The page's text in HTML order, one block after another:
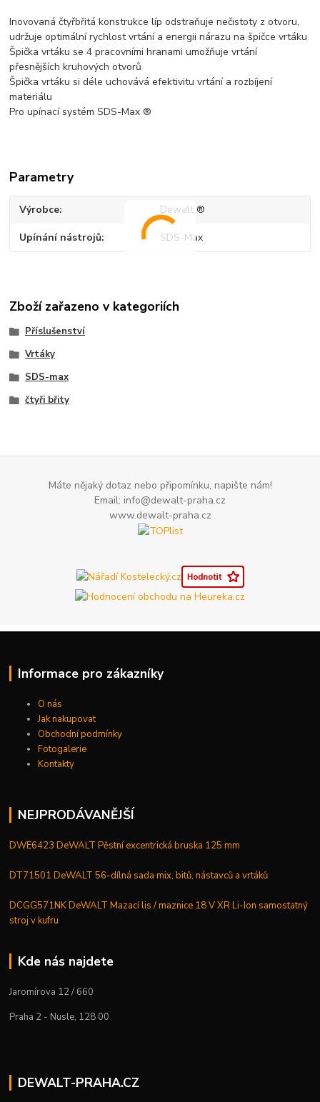
Inovovaná čtyřbřitá konstrukce líp odstraňuje nečistoty z otvoru,
udržuje optimální rychlost vrtání a energii nárazu na špičce vrtáku
Špička vrtáku se 4 pracovními hranami umožňuje vrtání
přesnějších kruhových otvorů
Špička vrtáku si déle uchovává efektivitu vrtání a rozbíjení
materiálu
Pro upínací systém SDS-Max ®
Parametry
Výrobce Dewalt ®
Upínání nástrojů SDS-Max
Zboží zařazeno v kategoriích
Příslušenství
Vrtáky
SDS-max
čtyři břity
Máte nějaký dotaz nebo připomínku, napište nám!
Email: info@dewalt-praha.cz
www.dewalt-praha.cz
Informace pro zákazníky
O nás
Jak nakupovat
Obchodní podmínky
Fotogalerie
Kontakty
NEJPRODÁVANĚJŠÍ
DWE6423 DeWALT Pěstní excentrická bruska 125 mm
DT71501 DeWALT 56-dílná sada mix, bitů, nástavců a vrtáků
DCGG571NK DeWALT Mazací lis / maznice 18 V XR Li-Ion samostatný
stroj v kufru
Kde nás najdete
Jaromírova 12 / 660
Praha 2 - Nusle, 128 00
DEWALT-PRAHA.CZ